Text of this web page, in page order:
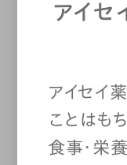
をお手本
ニング自
りますが
アイセ
アイセイ
ことはも
食事・栄